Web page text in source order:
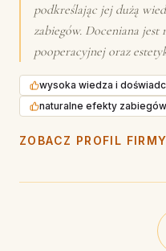
podkreślając jej dużą
zabiegów. Doceniana
pooperacyjnej oraz
wysoka wiedza i
naturalne efekty zabiegów
ZOBACZ PROFIL FIRMY